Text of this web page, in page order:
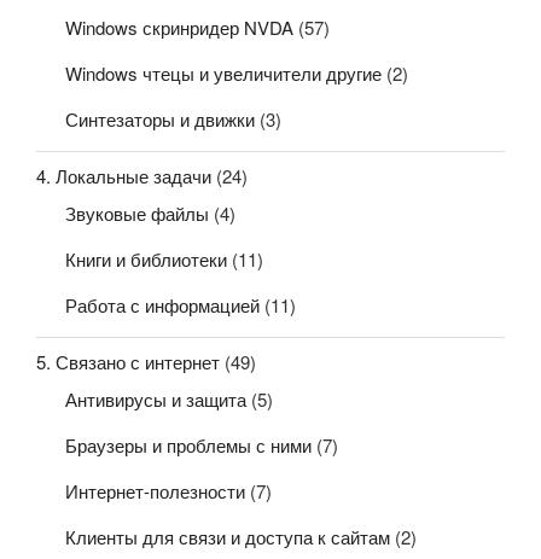
Windows скринридер NVDA (57)
Windows чтецы и увеличители другие (2)
Синтезаторы и движки (3)
4. Локальные задачи (24)
Звуковые файлы (4)
Книги и библиотеки (11)
Работа с информацией (11)
5. Связано с интернет (49)
Антивирусы и защита(5)
Браузеры и проблемы с ними (7)
Интернет-полезности (7)
Клиенты для связи и доступа к сайтам (2)